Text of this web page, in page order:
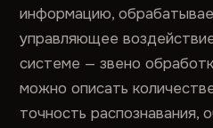
информацию,
управляющее
системе — звено
можно описать
точность распознавания,